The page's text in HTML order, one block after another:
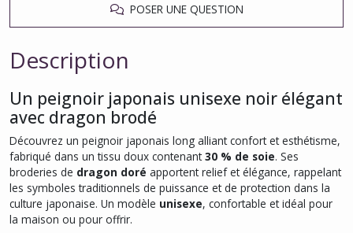
POSER UNE QUESTION
Description
Un peignoir japonais unisexe noir élégant
avec dragon brodé
Découvrez un peignoir japonais long alliant confort et esthétisme,
fabriqué dans un tissu doux contenant30 % de soie. Ses
broderies de dragon doré apportent relief et élégance, rappelant
les symboles traditionnels de puissance et de protection dans la
culture japonaise. Un modèle unisexe, confortable et idéal pour
la maison ou pour offrir.